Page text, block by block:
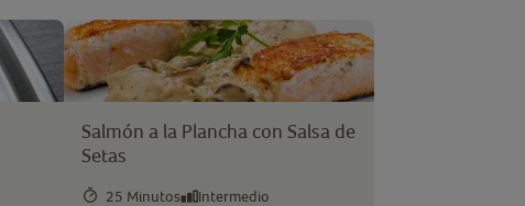
Salmón a la Plancha con Salsa de
Setas
25 Minutos Intermedio